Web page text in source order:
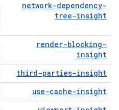
network-dependency-
tree-insight
render-blocking-
insight
third-parties-insight
use-cache-insight